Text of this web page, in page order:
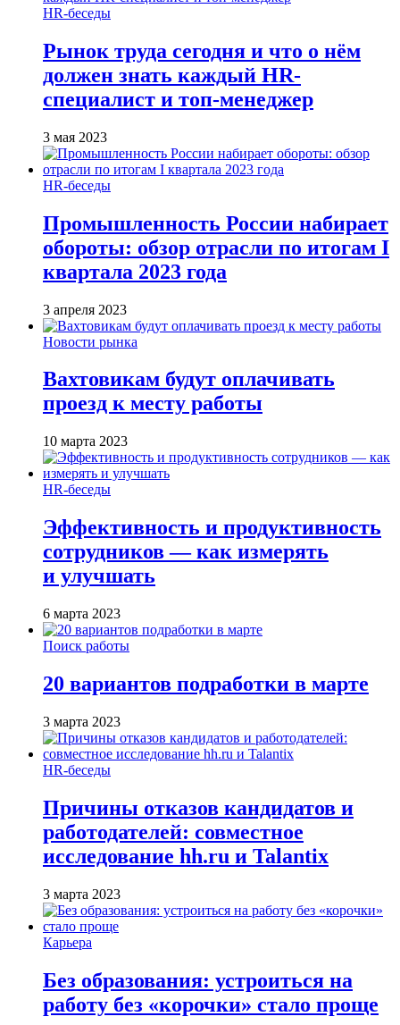
HR-беседы
Рынок труда сегодня и что о нём
должен знать каждый HR-
специалист и топ-менеджер
3 мая 2023
HR-беседы
Промышленность России набирает
обороты: обзор отрасли по итогам I
квартала 2023 года
3 апреля 2023
Новости рынка
Вахтовикам будут оплачивать
проезд к месту работы
10 марта 2023
HR-беседы
Эффективность и продуктивность
сотрудников — как измерять
и улучшать
6 марта 2023
Поиск работы
20 вариантов подработки в марте
3 марта 2023
HR-беседы
Причины отказов кандидатов и
работодателей: совместное
исследование hh.ru и Talantix
3 марта 2023
Карьера
Без образования: устроиться на
работу без «корочки» стало проще